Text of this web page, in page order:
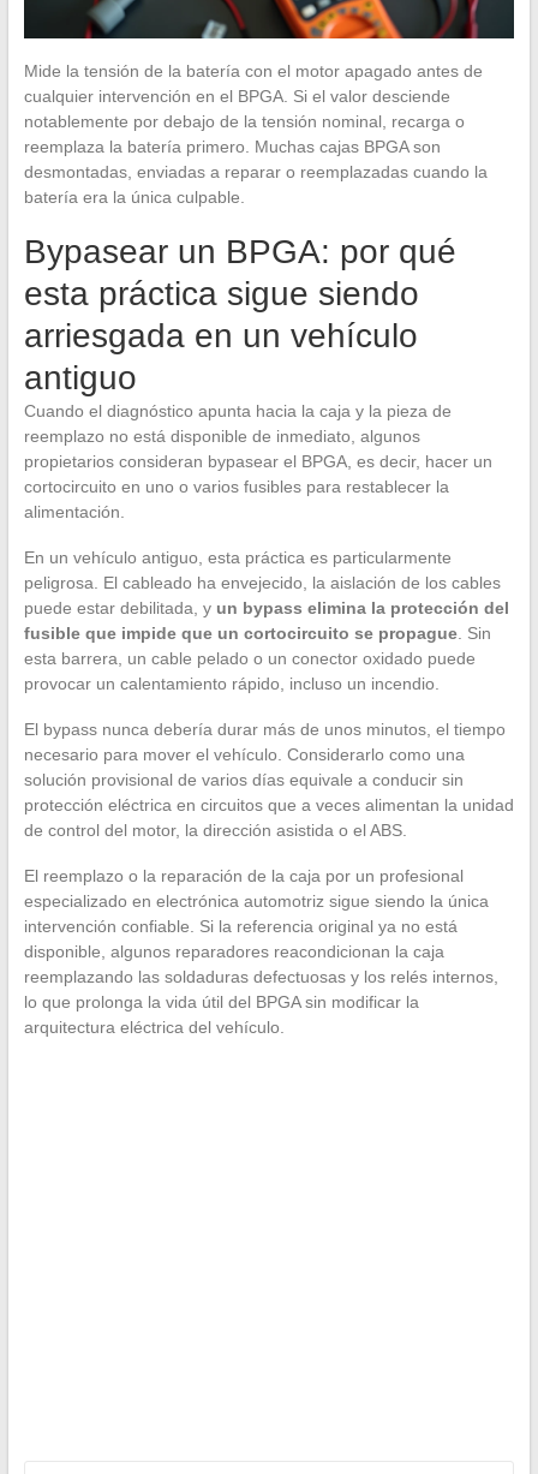
Mide la tensión de la batería con el motor apagado antes de
cualquier intervención en el BPGA. Si el valor desciende
notablemente por debajo de la tensión nominal, recarga o
reemplaza la batería primero. Muchas cajas BPGA son
desmontadas, enviadas a reparar o reemplazadas cuando la
batería era la única culpable.
Bypasear un BPGA: por qué
esta práctica sigue siendo
arriesgada en un vehículo
antiguo
Cuando el diagnóstico apunta hacia la caja y la pieza de
reemplazo no está disponible de inmediato, algunos
propietarios consideran bypasear el BPGA, es decir, hacer un
cortocircuito en uno o varios fusibles para restablecer la
alimentación.
En un vehículo antiguo, esta práctica es particularmente
peligrosa. El cableado ha envejecido, la aislación de los cables
puede estar debilitada, y un bypass elimina la protección del
fusible que impide que un cortocircuito se propague. Sin
esta barrera, un cable pelado o un conector oxidado puede
provocar un calentamiento rápido, incluso un incendio.
El bypass nunca debería durar más de unos minutos, el tiempo
necesario para mover el vehículo. Considerarlo como una
solución provisional de varios días equivale a conducir sin
protección eléctrica en circuitos que a veces alimentan la unidad
de control del motor, la dirección asistida o el ABS.
El reemplazo o la reparación de la caja por un profesional
especializado en electrónica automotriz sigue siendo la única
intervención confiable. Si la referencia original ya no está
disponible, algunos reparadores reacondicionan la caja
reemplazando las soldaduras defectuosas y los relés internos,
lo que prolonga la vida útil del BPGA sin modificar la
arquitectura eléctrica del vehículo.